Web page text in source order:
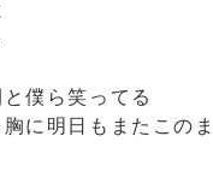
僕ら笑ってる
に明日もまたこの